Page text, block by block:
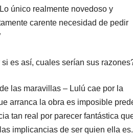
único realmente novedoso y
carente necesidad de pedir
es así, cuales serían sus
las maravillas – Lulú cae por la
arranca la obra es imposible
tan real por parecer fantástica
implicancias de ser quien ella